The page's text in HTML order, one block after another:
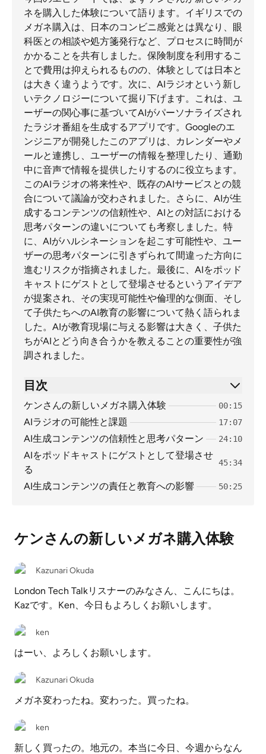
ネを購入した体験について語ります。イギリスでの
メガネ購入は、日本のコンビニ感覚とは異なり、眼
科医との相談や処方箋発行など、プロセスに時間が
かかることを共有しました。保険制度を利用するこ
とで費用は抑えられるものの、体験としては日本と
は大きく違うようです。次に、AIラジオという新し
いテクノロジーについて掘り下げます。これは、ユ
ーザーの関心事に基づいてAIがパーソナライズされ
たラジオ番組を生成するアプリです。Googleのエ
ンジニアが開発したこのアプリは、カレンダーやメ
ールと連携し、ユーザーの情報を整理したり、通勤
中に音声で情報を提供したりするのに役立ちます。
このAIラジオの将来性や、既存のAIサービスとの競
合について議論が交わされました。さらに、AIが生
成するコンテンツの信頼性や、AIとの対話における
思考パターンの違いについても考察しました。特
に、AIがハルシネーションを起こす可能性や、ユー
ザーの思考パターンに引きずられて間違った方向に
進むリスクが指摘されました。最後に、AIをポッド
キャストにゲストとして登場させるというアイデア
が提案され、その実現可能性や倫理的な側面、そし
て子供たちへのAI教育の影響について熱く語られま
した。AIが教育現場に与える影響は大きく、子供た
ちがAIとどう向き合うかを教えることの重要性が強
調されました。
目次
ケンさんの新しいメガネ購入体験 00:15
AIラジオの可能性と課題 17:07
AI生成コンテンツの信頼性と思考パターン 24:10
AIをポッドキャストにゲストとして登場させ
る
45:34
AI生成コンテンツの責任と教育への影響 50:25
ケンさんの新しいメガネ購入体験
Kazunari Okuda
London Tech Talkリスナーのみなさん、こんにちは。
Kazです。Ken、今日もよろしくお願いします。
ken
はーい、よろしくお願いします。
Kazunari Okuda
メガネ変わったね。変わった。買ったね。
ken
新しく買ったの。地元の。本当に今日、今週からなん